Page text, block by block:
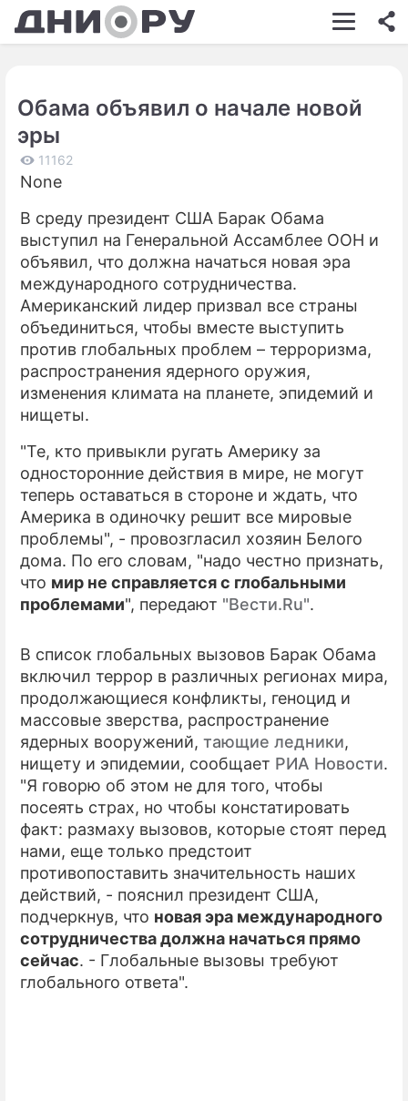
ШОУ-БИЗНЕС
КИНО
ЭКОНОМИКА
ПРОИСШЕСТВИЯ
СТИЛЬ ЖИЗНИ
СЕРИАЛЫ
ИГРЫ
О ПРОЕКТЕ
Обама объявил о начале новой
эры
11162
None
В среду президент США Барак Обама
выступил на Генеральной Ассамблее ООН и
объявил, что должна начаться новая эра
международного сотрудничества.
Американский лидер призвал все страны
объединиться, чтобы вместе выступить
против глобальных проблем – терроризма,
распространения ядерного оружия,
изменения климата на планете, эпидемий и
нищеты.
"Те, кто привыкли ругать Америку за
односторонние действия в мире, не могут
теперь оставаться в стороне и ждать, что
Америка в одиночку решит все мировые
проблемы", - провозгласил хозяин Белого
дома. По его словам, "надо честно признать,
что мир не справляется с глобальными
проблемами", передают "Вести.Ru".
В список глобальных вызовов Барак Обама
включил террор в различных регионах мира,
продолжающиеся конфликты, геноцид и
массовые зверства, распространение
ядерных вооружений, тающие ледники,
нищету и эпидемии, сообщает РИА Новости.
"Я говорю об этом не для того, чтобы
посеять страх, но чтобы констатировать
факт: размаху вызовов, которые стоят перед
нами, еще только предстоит
противопоставить значительность наших
действий, - пояснил президент США,
подчеркнув, что новая эра международного
сотрудничества должна начаться прямо
сейчас. - Глобальные вызовы требуют
глобального ответа".